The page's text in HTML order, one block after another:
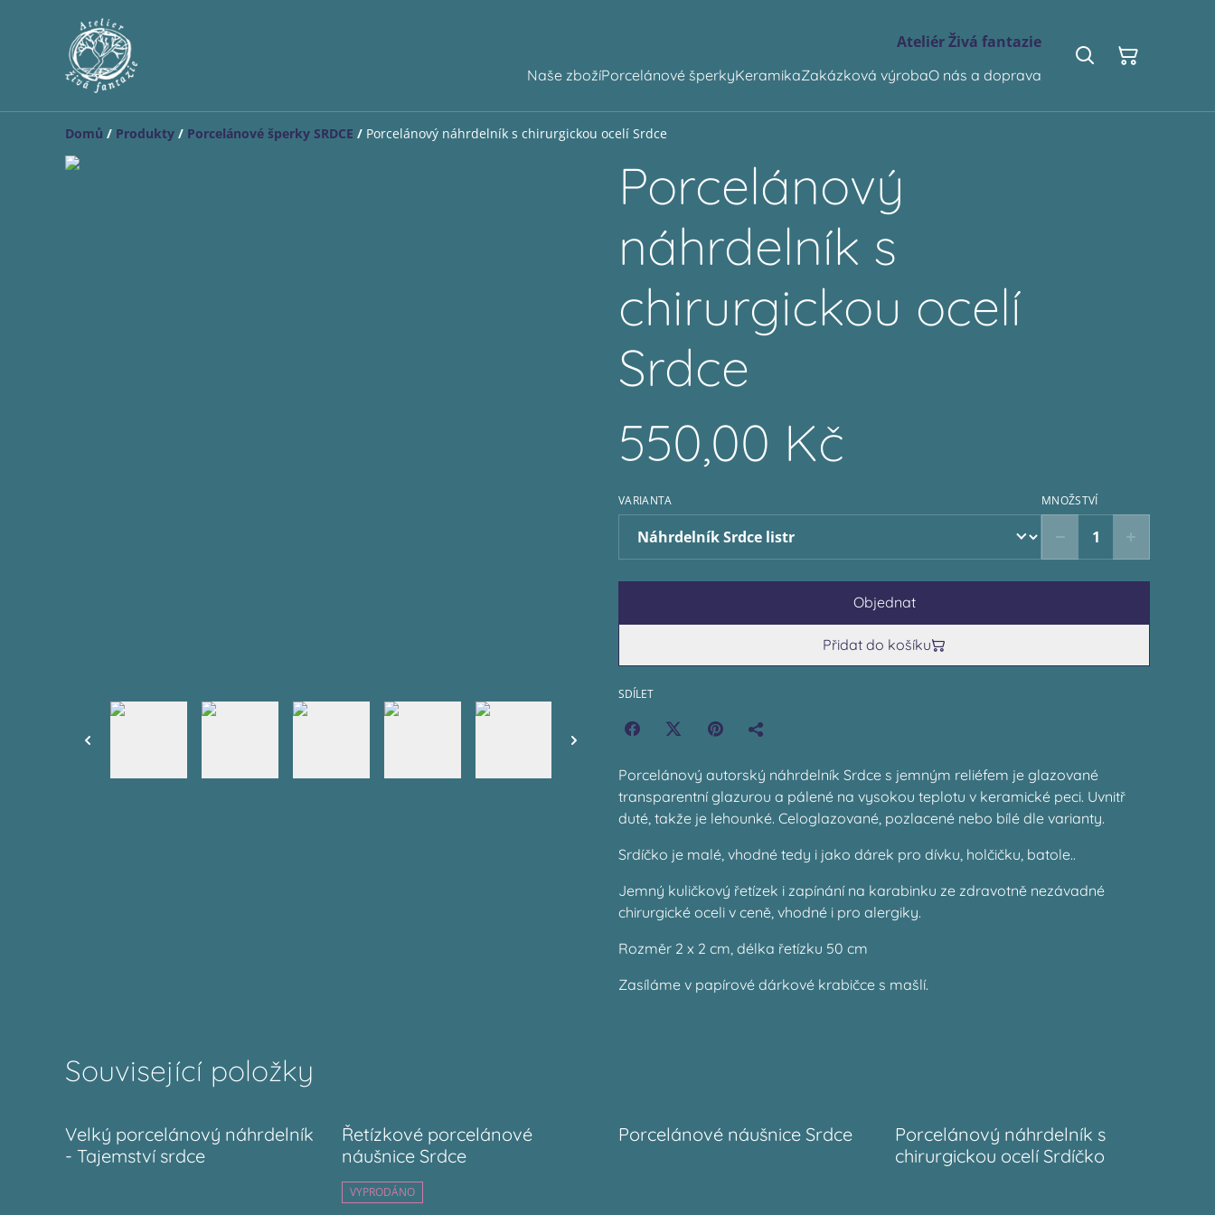
Ateliér Živá fantazie
Naše zbožíPorcelánové šperkyKeramikaZakázková výrobaO nás a doprava
Domů / Produkty / Porcelánové šperky SRDCE / Porcelánový náhrdelník s chirurgickou ocelí Srdce
Porcelánový
náhrdelník s
chirurgickou ocelí
Srdce
550,00 Kč
VARIANTA MNOŽSTVÍ
Objednat
Přidat do košíku
SDÍLET
Porcelánový autorský náhrdelník Srdce s jemným reliéfem je glazované
transparentní glazurou a pálené na vysokou teplotu v keramické peci. Uvnitř
duté, takže je lehounké. Celoglazované, pozlacené nebo bílé dle varianty.
Srdíčko je malé, vhodné tedy i jako dárek pro dívku, holčičku, batole..
Jemný kuličkový řetízek i zapínání na karabinku ze zdravotně nezávadné
chirurgické oceli v ceně, vhodné i pro alergiky.
Rozměr 2 x 2 cm, délka řetízku 50 cm
Zasíláme v papírové dárkové krabičce s mašlí.
Související položky
Velký porcelánový náhrdelník
- Tajemství srdce
Řetízkové porcelánové
náušnice Srdce
VYPRODÁNO
Porcelánové náušnice Srdce
Porcelánový náhrdelník s
chirurgickou ocelí Srdíčko